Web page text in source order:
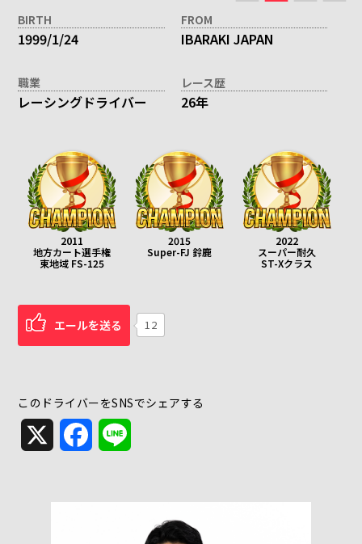
BIRTH
1999/1/24
FROM
IBARAKI JAPAN
職業
レーシングドライバー
レース歴
26年
2011
地方カート選手権
東地域 FS-125
2015
Super-FJ 鈴鹿
2022
スーパー耐久
ST-Xクラス
エールを送る 12
このドライバーをSNSでシェアする
Facebook